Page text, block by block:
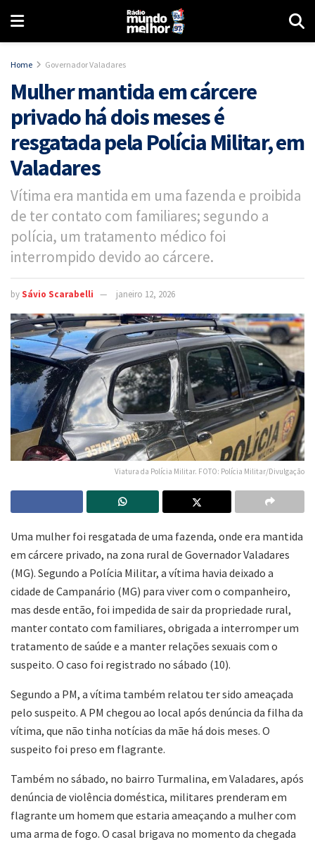
Home Governador Valadares
Mulher mantida em cárcere
privado há dois meses é
resgatada pela Polícia Militar, em
Valadares
Vítima era mantida em uma fazenda e proibida
de ter contato com familiares; segundo a
polícia, um tratamento médico foi
interrompido devido ao cárcere.
bySávio Scarabelli janeiro 12, 2026
Viatura da Polícia Militar. FOTO: Polícia Militar/Divulgação
Uma mulher foi resgatada de uma fazenda, onde era mantida
em cárcere privado, na zona rural de Governador Valadares
(MG). Segundo a Polícia Militar, a vítima havia deixado a
cidade de Campanário (MG) para viver com o companheiro,
mas desde então, foi impedida de sair da propriedade rural,
manter contato com familiares, obrigada a interromper um
tratamento de saúde e a manter relações sexuais com o
suspeito. O caso foi registrado no sábado (10).
Segundo a PM, a vítima também relatou ter sido ameaçada
pelo suspeito. A PM chegou ao local após denúncia da filha da
vítima, que não tinha notícias da mãe há dois meses. O
suspeito foi preso em flagrante.
Também no sábado, no bairro Turmalina, em Valadares, após
denúncia de violência doméstica, militares prenderam em
flagrante um homem que estaria ameaçando a mulher com
uma arma de fogo. O casal brigava no momento da chegada